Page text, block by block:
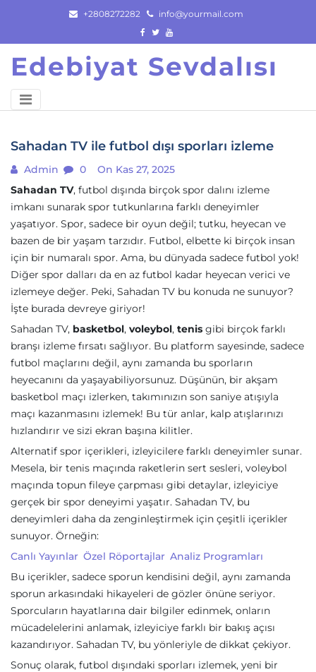
content
+2808272282 info@yourmail.com
Edebiyat Sevdalısı
Sahadan TV ile futbol dışı sporları izleme
Admin 0
On Kas 27, 2025
Sahadan TV, futbol dışında birçok spor dalını izleme
imkanı sunarak spor tutkunlarına farklı deneyimler
yaşatıyor. Spor, sadece bir oyun değil; tutku, heyecan ve
bazen de bir yaşam tarzıdır. Futbol, elbette ki birçok insan
için bir numaralı spor. Ama, bu dünyada sadece futbol yok!
Diğer spor dalları da en az futbol kadar heyecan verici ve
izlemeye değer. Peki, Sahadan TV bu konuda ne sunuyor?
İşte burada devreye giriyor!
Sahadan TV, basketbol, voleybol, tenis gibi birçok farklı
branşı izleme fırsatı sağlıyor. Bu platform sayesinde, sadece
futbol maçlarını değil, aynı zamanda bu sporların
heyecanını da yaşayabiliyorsunuz. Düşünün, bir akşam
basketbol maçı izlerken, takımınızın son saniye atışıyla
maçı kazanmasını izlemek! Bu tür anlar, kalp atışlarınızı
hızlandırır ve sizi ekran başına kilitler.
Alternatif spor içerikleri, izleyicilere farklı deneyimler sunar.
Mesela, bir tenis maçında raketlerin sert sesleri, voleybol
maçında topun fileye çarpması gibi detaylar, izleyiciye
gerçek bir spor deneyimi yaşatır. Sahadan TV, bu
deneyimleri daha da zenginleştirmek için çeşitli içerikler
sunuyor. Örneğin:
Canlı Yayınlar Özel Röportajlar Analiz Programları
Bu içerikler, sadece sporun kendisini değil, aynı zamanda
sporun arkasındaki hikayeleri de gözler önüne seriyor.
Sporcuların hayatlarına dair bilgiler edinmek, onların
mücadelelerini anlamak, izleyiciye farklı bir bakış açısı
kazandırıyor. Sahadan TV, bu yönleriyle de dikkat çekiyor.
Sonuç olarak, futbol dışındaki sporları izlemek, yeni bir